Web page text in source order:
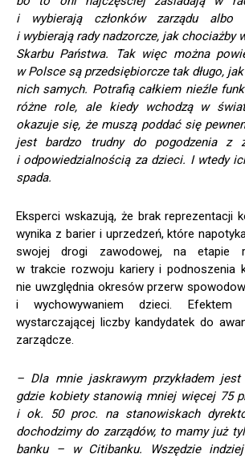
i wybierają członków zarządu albo
i wybierają rady nadzorcze, jak chociażby
Skarbu Państwa. Tak więc można
w Polsce są przedsiębiorcze tak długo,
nich samych. Potrafią całkiem nieźle
różne role, ale kiedy wchodzą w
okazuje się, że muszą poddać się
jest bardzo trudny do pogodzenia z
i odpowiedzialnością za dzieci. I wtedy
spada.
Eksperci wskazują, że brak reprezentacji
wynika z barier i uprzedzeń, które
swojej drogi zawodowej, na etapie
w trakcie rozwoju kariery i podnoszenia
nie uwzględnia okresów przerw
i wychowywaniem dzieci.
wystarczającej liczby kandydatek do
zarządcze.
– Dla mnie jaskrawym przykładem
gdzie kobiety stanowią mniej więcej 75
i ok. 50 proc. na stanowiskach
dochodzimy do zarządów, to mamy już
banku – w Citibanku. Wszędzie